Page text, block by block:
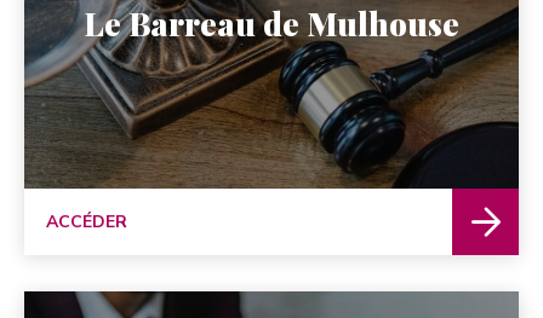
Le Barreau de Mulhouse
ACCÉDER